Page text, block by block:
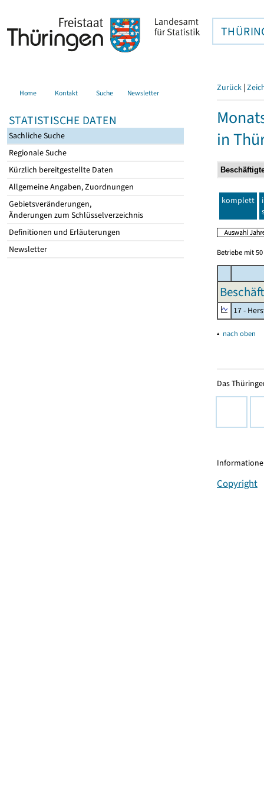
Home Kontakt Suche Newsletter
STATISTISCHE DATEN
Sachliche Suche
Regionale Suche
Kürzlich bereitgestellte Daten
Allgemeine Angaben, Zuordnungen
Gebietsveränderungen,
Änderungen zum Schlüsselverzeichnis
Definitionen und Erläuterungen
Newsletter
Zurück |
in
komplett
Betriebe mit
17 -
▴ nach oben
Das
Copyright